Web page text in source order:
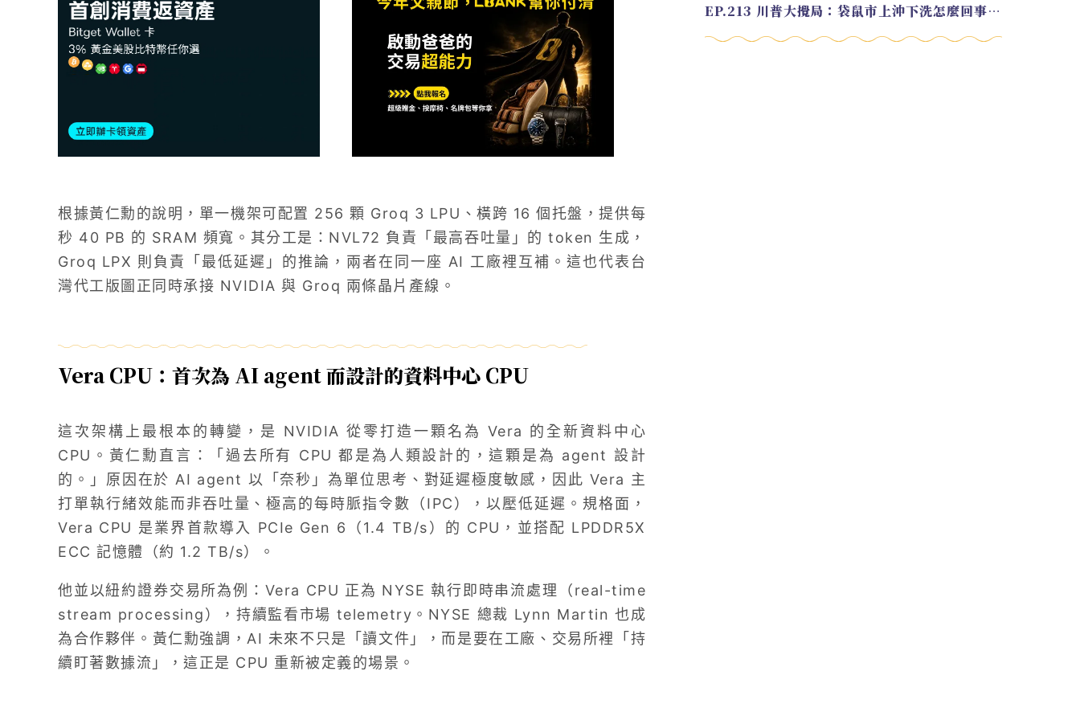
根據黃仁勳的說明，單一機架可配置 256 顆 Groq 3 LPU、橫跨 16 個托盤，提供每
秒 40 PB 的 SRAM 頻寬。其分工是：NVL72 負責「最高吞吐量」的 token 生成，
Groq LPX 則負責「最低延遲」的推論，兩者在同一座 AI 工廠裡互補。這也代表台
灣代工版圖正同時承接 NVIDIA 與 Groq 兩條晶片產線。
Vera CPU：首次為 AI agent 而設計的資料中心 CPU
這次架構上最根本的轉變，是 NVIDIA 從零打造一顆名為 Vera 的全新資料中心
CPU。黃仁勳直言：「過去所有 CPU 都是為人類設計的，這顆是為 agent 設計
的。」原因在於 AI agent 以「奈秒」為單位思考、對延遲極度敏感，因此 Vera 主
打單執行緒效能而非吞吐量、極高的每時脈指令數（IPC），以壓低延遲。規格面，
Vera CPU 是業界首款導入 PCIe Gen 6（1.4 TB/s）的 CPU，並搭配 LPDDR5X
ECC 記憶體（約 1.2 TB/s）。
他並以紐約證券交易所為例：Vera CPU 正為 NYSE 執行即時串流處理（real-time
stream processing），持續監看市場 telemetry。NYSE 總裁 Lynn Martin 也成
為合作夥伴。黃仁勳強調，AI 未來不只是「讀文件」，而是要在工廠、交易所裡「持
續盯著數據流」，這正是 CPU 重新被定義的場景。
EP.213 川普大攪局：袋鼠市上沖下洗怎麼回事？feat. Alvin